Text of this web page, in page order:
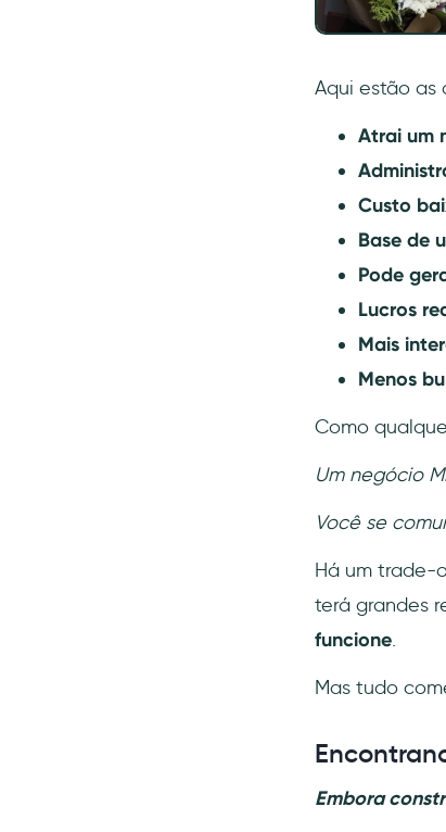
Aqui estão as
Atrai um
Custo
Base de
Pode
Lucros
Mais
Menos
Como
Um negócio
Você se
Há um trade-
terá grandes
funcione.
Mas tudo
Embora